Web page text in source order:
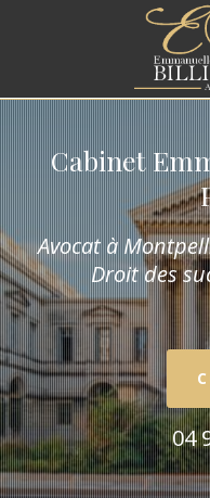
Cabinet
Avocat à
Droit des
04